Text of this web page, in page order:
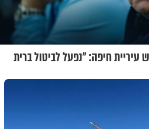
חיפה: ״נפעל לביטול ברית